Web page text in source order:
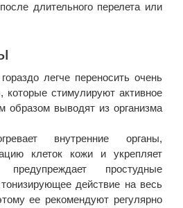
длительного перелета или
легче переносить очень
которые стимулируют активное
образом выводят из организма
внутренние органы,
клеток кожи и укрепляет
простудные
действие на весь
ее рекомендуют регулярно